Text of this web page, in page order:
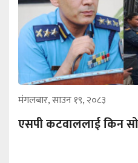
मंगलबार, साउन १९, २०८३
एसपी कटवाललाई किन